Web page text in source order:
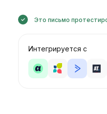
Это письмо
Интегрируется с